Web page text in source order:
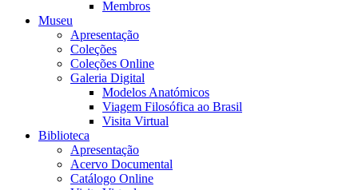
Membros
Museu
Apresentação
Coleções
Coleções Online
Galeria Digital
Modelos Anatómicos
Viagem Filosófica ao Brasil
Visita Virtual
Biblioteca
Apresentação
Acervo Documental
Catálogo Online